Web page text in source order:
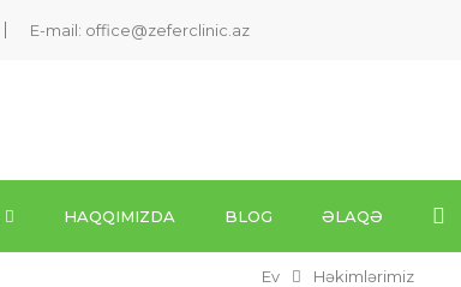
E-mail: office@zeferclinic.az
HAQQIMIZDA BLOG ƏLAQƏ
Ev Həkimlərimiz